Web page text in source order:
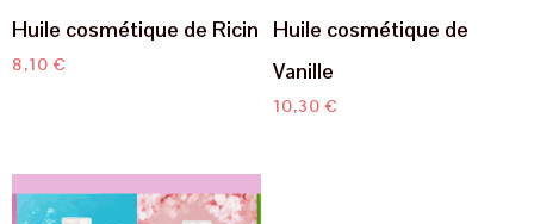
Huile cosmétique de Ricin
8,10€
Huile cosmétique de
Vanille
10,30€